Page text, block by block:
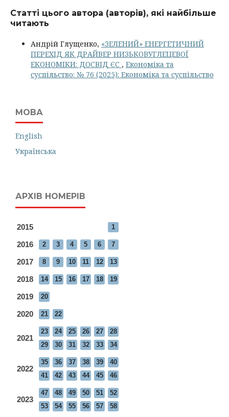
Статті цього автора (авторів), які найбільше
читають
Андрій Глущенко, «ЗЕЛЕНИЙ» ЕНЕРГЕТИЧНИЙ
ПЕРЕХІД ЯК ДРАЙВЕР НИЗЬКОВУГЛЕЦЕВОЇ
ЕКОНОМІКИ: ДОСВІД ЄС , Економіка та
суспільство: № 76 (2025): Економіка та суспільство
МОВА
English
Українська
АРХІВ НОМЕРІВ
2015 1
2016 2 3 4 5 6 7
2017 8 9 10 11 12 13
2018 14 15 16 17 18 19
2019 20
2020 21 22
2021
23 24 25 26 27
28
29
30 31 32 33 34
2022
35 36 37 38 39
40
41
42 43 44 45 46
2023
47 48 49 50 51
52
53
54 55 56 57 58